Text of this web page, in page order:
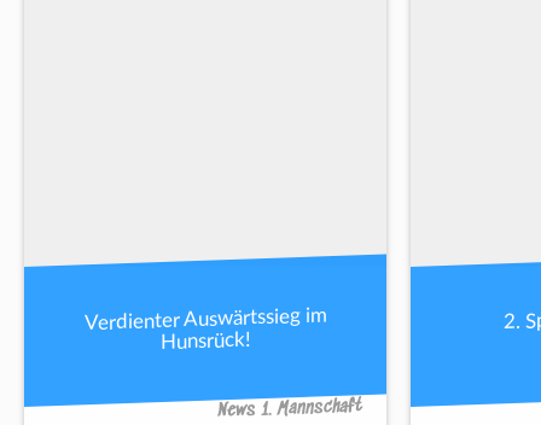
Verdienter Auswärtssieg im
Hunsrück!
News 1. Mannschaft
2.